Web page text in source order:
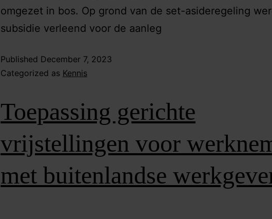
omgezet in bos. Op grond van de set-asideregeling
subsidie verleend voor de aanleg
Published December 7, 2023
Categorized as Kennis
Toepassing gerichte
vrijstellingen voor
met buitenlandse